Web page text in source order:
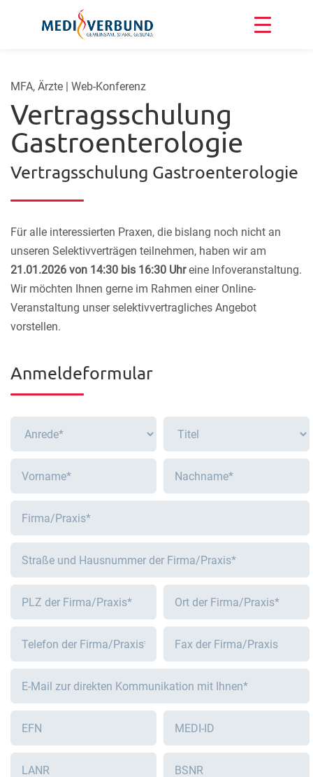
MFA, Ärzte | Web-Konferenz
Vertragsschulung
Gastroenterologie
Vertragsschulung Gastroenterologie
Für alle interessierten Praxen, die bislang noch nicht an
unseren Selektivverträgen teilnehmen, haben wir am
21.01.2026 von 14:30 bis 16:30 Uhreine Infoveranstaltung.
Wir möchten Ihnen gerne im Rahmen einer Online-
Veranstaltung unser selektivvertragliches Angebot
vorstellen.
Anmeldeformular